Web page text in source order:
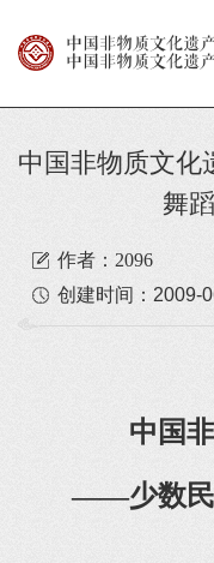
中国非物质文化遗
中国非物质文化遗
中国非物质文化
舞
作者：2096
创建时间： 2009-
中国
――少数民